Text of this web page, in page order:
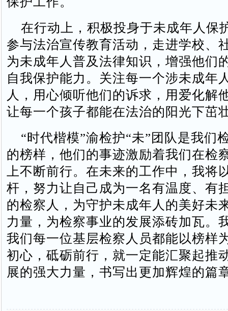
在行动上，积极投身于未成年人保
参与法治宣传教育活动，走进学校、
为未成年人普及法律知识，增强他们
自我保护能力。关注每一个涉未成年
人，用心倾听他们的诉求，用爱化解
让每一个孩子都能在法治的阳光下茁
“时代楷模”渝检护“未”团队是我们
的榜样，他们的事迹激励着我们在检
上不断前行。在未来的工作中，我将
杆，努力让自己成为一名有温度、有
的检察人，为守护未成年人的美好未
力量，为检察事业的发展添砖加瓦。
我们每一位基层检察人员都能以榜样
初心，砥砺前行，就一定能汇聚起推
展的强大力量，书写出更加辉煌的篇